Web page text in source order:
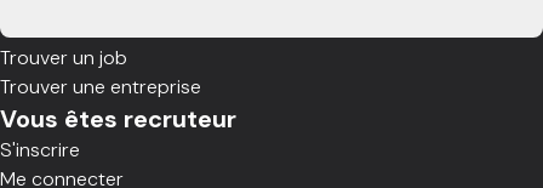
Trouver un job
Trouver une entreprise
Vous êtes recruteur
S'inscrire
Me connecter